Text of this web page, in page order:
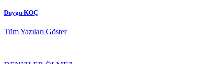
Duygu KOÇ
Tüm Yazıları Göster